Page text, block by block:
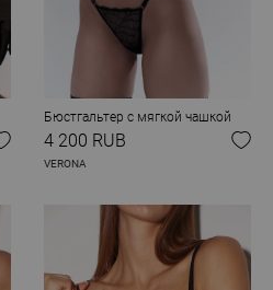
Бюстгальтер с мягкой чашкой
4 200 RUB
VERONA